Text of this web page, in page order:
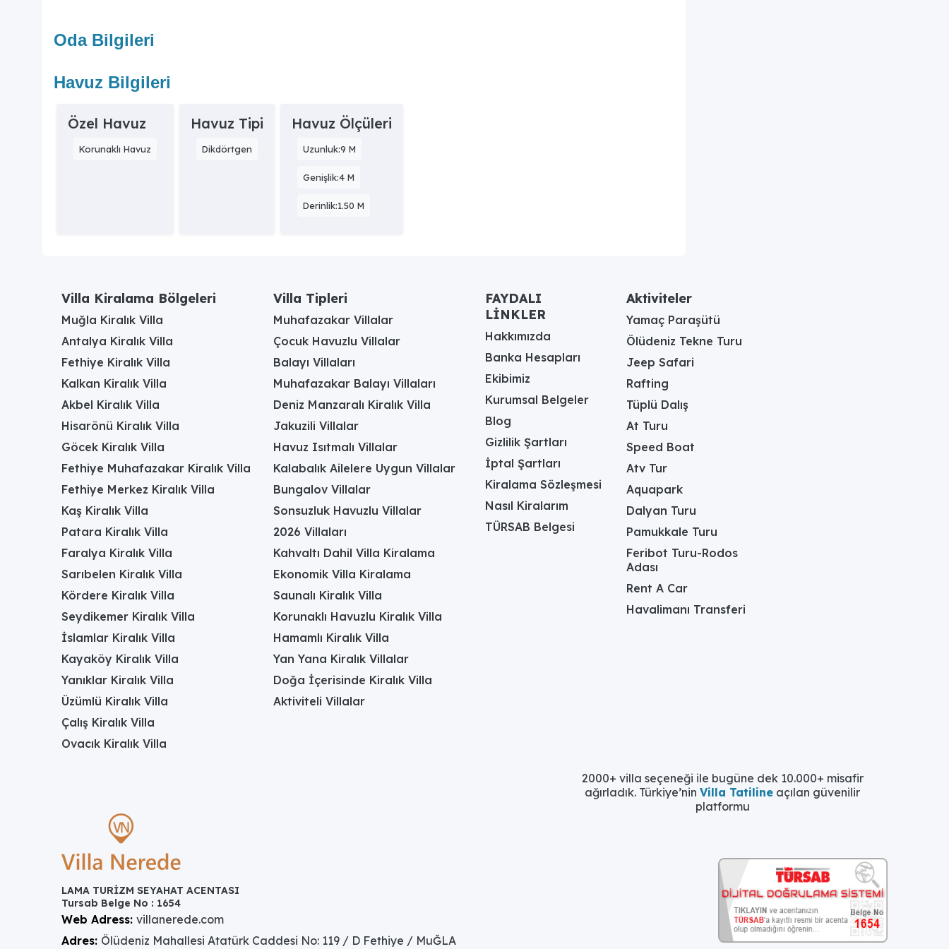
Oda Bilgileri
Havuz Bilgileri
Özel Havuz
Korunaklı Havuz
Havuz Tipi
Dikdörtgen
Havuz Ölçüleri
Uzunluk:9 M
Genişlik:4 M
Derinlik:1.50 M
Villa Kiralama Bölgeleri
Muğla Kiralık Villa
Antalya Kiralık Villa
Fethiye Kiralık Villa
Kalkan Kiralık Villa
Akbel Kiralık Villa
Hisarönü Kiralık Villa
Göcek Kiralık Villa
Fethiye Muhafazakar Kiralık Villa
Fethiye Merkez Kiralık Villa
Kaş Kiralık Villa
Patara Kiralık Villa
Faralya Kiralık Villa
Sarıbelen Kiralık Villa
Kördere Kiralık Villa
Seydikemer Kiralık Villa
İslamlar Kiralık Villa
Kayaköy Kiralık Villa
Yanıklar Kiralık Villa
Üzümlü Kiralık Villa
Çalış Kiralık Villa
Ovacık Kiralık Villa
Villa Tipleri
Muhafazakar Villalar
Çocuk Havuzlu Villalar
Balayı Villaları
Muhafazakar Balayı Villaları
Deniz Manzaralı Kiralık Villa
Jakuzili Villalar
Havuz Isıtmalı Villalar
Kalabalık Ailelere Uygun Villalar
Bungalov Villalar
Sonsuzluk Havuzlu Villalar
2026 Villaları
Kahvaltı Dahil Villa Kiralama
Ekonomik Villa Kiralama
Saunalı Kiralık Villa
Korunaklı Havuzlu Kiralık Villa
Hamamlı Kiralık Villa
Yan Yana Kiralık Villalar
Doğa İçerisinde Kiralık Villa
Aktiviteli Villalar
FAYDALI
LİNKLER
Hakkımızda
Banka Hesapları
Ekibimiz
Kurumsal Belgeler
Blog
Gizlilik Şartları
İptal Şartları
Kiralama Sözleşmesi
Nasıl Kiralarım
TÜRSAB Belgesi
Aktiviteler
Yamaç Paraşütü
Ölüdeniz Tekne Turu
Jeep Safari
Rafting
Tüplü Dalış
At Turu
Speed Boat
Atv Tur
Aquapark
Dalyan Turu
Pamukkale Turu
Feribot Turu-Rodos
Adası
Rent A Car
Havalimanı Transferi
2000+ villa seçeneği ile bugüne dek 10.000+ misafir
ağırladık. Türkiye’nin Villa Tatiline açılan güvenilir
platformu
LAMA TURİZM SEYAHAT ACENTASI
Tursab Belge No : 1654
Web Adress: villanerede.com
Adres: Ölüdeniz Mahallesi Atatürk Caddesi No: 119 / D Fethiye / MuĞLA